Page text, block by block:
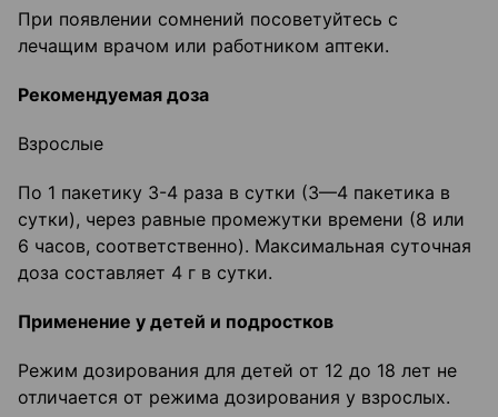
При появлении сомнений посоветуйтесь с
лечащим врачом или работником аптеки.
Рекомендуемая доза
Взрослые
По 1 пакетику 3-4 раза в сутки (3—4 пакетика в
сутки), через равные промежутки времени (8 или
6 часов, соответственно). Максимальная суточная
доза составляет 4 г в сутки.
Применение у детей и подростков
Режим дозирования для детей от 12 до 18 лет не
отличается от режима дозирования у взрослых.